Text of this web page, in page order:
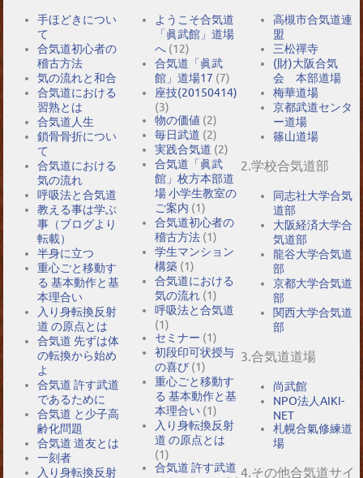
手ほどきについ
て
合気道初心者の
稽古方法
気の流れと和合
合気道における
習熟とは
合気道人生
鎖骨骨折につい
て
合気道における
気の流れ
呼吸法と合気道
教える事は学ぶ
事（ブログより
転載）
半身に立つ
重心ごと移動す
る 基本動作と基
本理合い
入り身転換反射
道 の原点とは
合気道 先ずは体
の転換から始め
よ
合気道 許す武道
であるために
合気道 と少子高
齢化問題
合気道 道友とは
一刻者
入り身転換反射
ようこそ合気道
「眞武館」道場
へ (12)
合気道「眞武
館」道場17 (7)
座技(20150414)
(3)
物の価値 (2)
毎日武道 (2)
実践合気道 (2)
合気道「眞武
館」枚方本部道
場 小学生教室の
ご案内 (1)
合気道初心者の
稽古方法 (1)
学生マンション
構築 (1)
合気道における
気の流れ (1)
呼吸法と合気道
(1)
セミナー (1)
初段印可状授与
の喜び (1)
重心ごと移動す
る 基本動作と基
本理合い (1)
入り身転換反射
道 の原点とは
(1)
合気道 許す武道
高槻市合気道連
盟
三松禪寺
(財)大阪合気
会 本部道場
梅華道場
京都武道センタ
ー道場
篠山道場
2.学校合気道部
同志社大学合気
道部
大阪経済大学合
気道部
龍谷大学合気道
部
京都大学合気道
部
関西大学合気道
部
3.合気道道場
尚武館
NPO法人AIKI-
NET
札幌合氣修練道
場
4.その他合気道サイ